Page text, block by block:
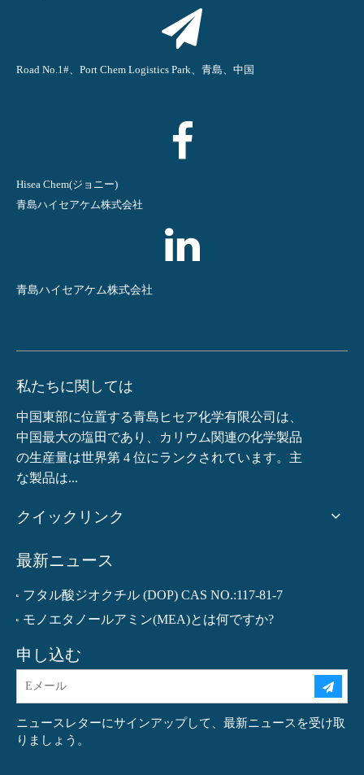
Road No.1#、Port Chem Logistics Park、青島、中国
Hisea Chem(ジョニー)
青島ハイセアケム株式会社
青島ハイセアケム株式会社
私たちに関しては
中国東部に位置する青島ヒセア化学有限公司は、
中国最大の塩田であり、カリウム関連の化学製品
の生産量は世界第 4 位にランクされています。主
な製品は...
クイックリンク
最新ニュース
フタル酸ジオクチル (DOP) CAS NO.:117-81-7
モノエタノールアミン(MEA)とは何ですか?
申し込む
ニュースレターにサインアップして、最新ニュースを受け取
りましょう。